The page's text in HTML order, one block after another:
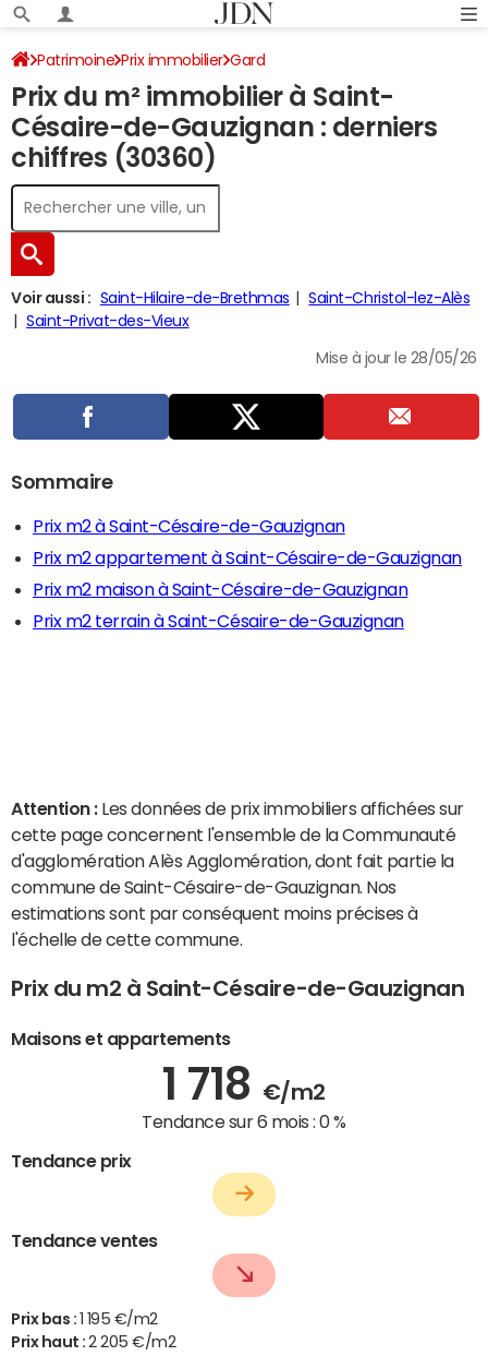
Patrimoine Prix immobilier Gard
Saint-Césaire-de-Gauzignan
Prix du m² immobilier à Saint-
Césaire-de-Gauzignan : derniers
chiffres (30360)
Voir aussi : Saint-Hilaire-de-Brethmas
Saint-Christol-lez-Alès
Saint-Privat-des-Vieux
Mise à jour le 28/05/26
Sommaire
Prix m2 à Saint-Césaire-de-Gauzignan
Prix m2 appartement à Saint-Césaire-de-Gauzignan
Prix m2 maison à Saint-Césaire-de-Gauzignan
Prix m2 terrain à Saint-Césaire-de-Gauzignan
Attention : Les données de prix immobiliers affichées sur
cette page concernent l'ensemble de la Communauté
d'agglomération Alès Agglomération, dont fait partie la
commune de Saint-Césaire-de-Gauzignan. Nos
estimations sont par conséquent moins précises à
l'échelle de cette commune.
Prix du m2 à Saint-Césaire-de-Gauzignan
Maisons et appartements
1 718 €/m2
Tendance sur 6 mois :0 %
Tendance prix
Tendance ventes
Prix bas :
1 195 €/m2
Prix haut :2 205 €/m2